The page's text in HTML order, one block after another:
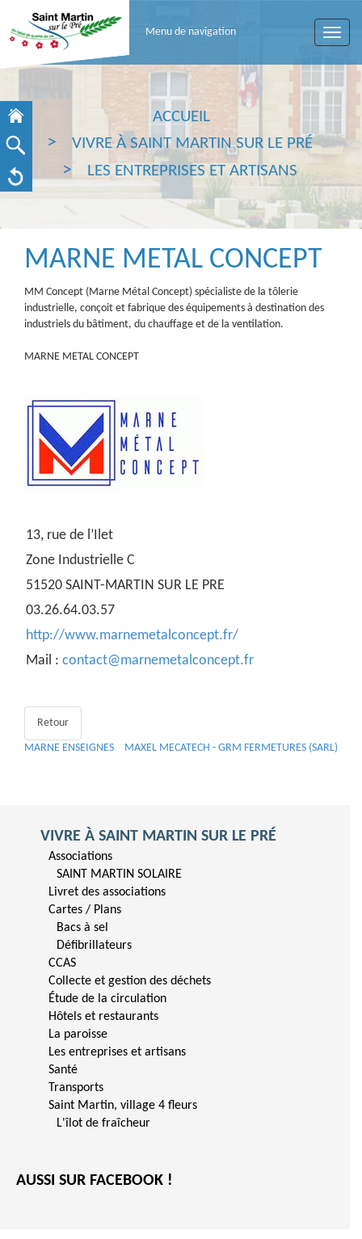
Toggle
Menu de navigation
ACCUEIL
VIVRE À SAINT MARTIN SUR LE PRÉ
LES ENTREPRISES ET ARTISANS
MARNE METAL CONCEPT
MM Concept (Marne Métal Concept) spécialiste de la tôlerie
industrielle, conçoit et fabrique des équipements à destination des
industriels du bâtiment, du chauffage et de la ventilation.
MARNE METAL CONCEPT
13, rue de l’Ilet
Zone Industrielle C
51520 SAINT-MARTIN SUR LE PRE
03.26.64.03.57
http://www.marnemetalconcept.fr/
Mail : contact@marnemetalconcept.fr
Retour
MARNE ENSEIGNES MAXEL MECATECH - GRM FERMETURES (SARL)
VIVRE À SAINT MARTIN SUR LE PRÉ
Associations
SAINT MARTIN SOLAIRE
Livret des associations
Cartes / Plans
Bacs à sel
Défibrillateurs
CCAS
Collecte et gestion des déchets
Étude de la circulation
Hôtels et restaurants
La paroisse
Les entreprises et artisans
Santé
Transports
Saint Martin, village 4 fleurs
L'îlot de fraîcheur
AUSSI SUR FACEBOOK !